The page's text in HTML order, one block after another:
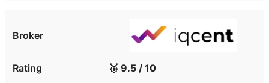
🥉 9.5 / 10